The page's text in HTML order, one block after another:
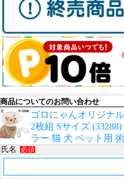
商品についてのお問い合わせ
ゴロにゃんオリジナ
2枚組 Sサイズ
ラー 猫 犬 ペット用
氏名 必須